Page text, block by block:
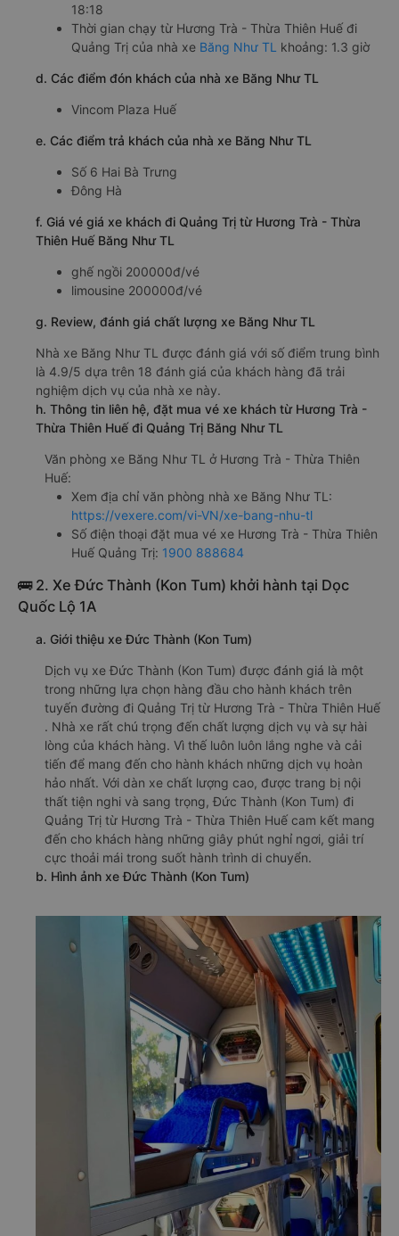
18:18
Thời gian chạy từ Hương Trà - Thừa Thiên Huế đi
Quảng Trị của nhà xe Băng Như TL khoảng: 1.3 giờ
d. Các điểm đón khách của nhà xe Băng Như TL
Vincom Plaza Huế
e. Các điểm trả khách của nhà xe Băng Như TL
Số 6 Hai Bà Trưng
Đông Hà
f. Giá vé giá xe khách đi Quảng Trị từ Hương Trà - Thừa
Thiên Huế Băng Như TL
ghế ngồi 200000đ/vé
limousine 200000đ/vé
g. Review, đánh giá chất lượng xe Băng Như TL
Nhà xe Băng Như TL được đánh giá với số điểm trung bình
là 4.9/5 dựa trên 18 đánh giá của khách hàng đã trải
nghiệm dịch vụ của nhà xe này.
h. Thông tin liên hệ, đặt mua vé xe khách từ Hương Trà -
Thừa Thiên Huế đi Quảng Trị Băng Như TL
Văn phòng xe Băng Như TL ở Hương Trà - Thừa Thiên
Huế:
Xem địa chỉ văn phòng nhà xe Băng Như TL:
https://vexere.com/vi-VN/xe-bang-nhu-tl
Số điện thoại đặt mua vé xe Hương Trà - Thừa Thiên
Huế Quảng Trị: 1900 888684
🚌 2. Xe Đức Thành (Kon Tum) khởi hành tại Dọc
Quốc Lộ 1A
a. Giới thiệu xe Đức Thành (Kon Tum)
Dịch vụ xe Đức Thành (Kon Tum) được đánh giá là một
trong những lựa chọn hàng đầu cho hành khách trên
tuyến đường đi Quảng Trị từ Hương Trà - Thừa Thiên Huế
. Nhà xe rất chú trọng đến chất lượng dịch vụ và sự hài
lòng của khách hàng. Vì thế luôn luôn lắng nghe và cải
tiến để mang đến cho hành khách những dịch vụ hoàn
hảo nhất. Với dàn xe chất lượng cao, được trang bị nội
thất tiện nghi và sang trọng, Đức Thành (Kon Tum) đi
Quảng Trị từ Hương Trà - Thừa Thiên Huế cam kết mang
đến cho khách hàng những giây phút nghỉ ngơi, giải trí
cực thoải mái trong suốt hành trình di chuyển.
b. Hình ảnh xe Đức Thành (Kon Tum)